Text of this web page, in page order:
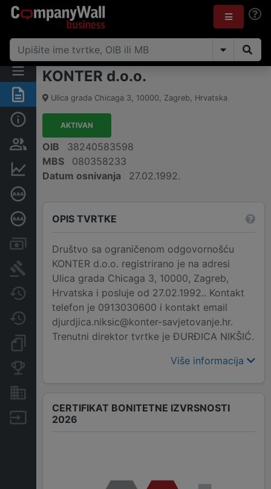
Sažetak
Osobe i vlasništvo
Dubinska bonitetna ocjena
Računi i blokade
Sudske objave
Javne nabavke
Promjene
Dokumenti i objave
Nekretnine i imovina
Izvoz
KONTER d.o.o.
Ulica grada Chicaga 3, 10000, Zagreb, Hrvatska
AKTIVAN
OIB
38240583598
MBS
080358233
Datum osnivanja
27.02.1992.
OPIS TVRTKE
Društvo sa ograničenom odgovornošću
KONTER d.o.o. registrirano je na adresi
Ulica grada Chicaga 3, 10000, Zagreb,
Hrvatska i posluje od 27.02.1992.. Kontakt
telefon je 0913030600 i kontakt email
djurdjica.niksic@konter-savjetovanje.hr.
Trenutni direktor tvrtke je ĐURĐICA NIKŠIĆ.
Više informacija
CERTIFIKAT BONITETNE IZVRSNOSTI
2026